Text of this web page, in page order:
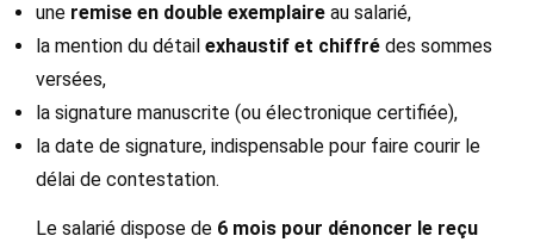
une remise en double exemplaire au salarié,
la mention du détail exhaustif et chiffré des sommes
versées,
la signature manuscrite (ou électronique certifiée),
la date de signature, indispensable pour faire courir le
délai de contestation.
Le salarié dispose de 6 mois pour dénoncer le reçu